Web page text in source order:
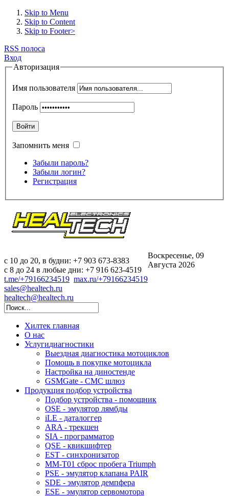
Skip to Menu
Skip to Content
Skip to Footer>
RSS полоса
Вход
Авторизация
Имя пользователя
Пароль
Войти
Запомнить меня
Забыли пароль?
Забыли логин?
Регистрация
c 10 до 20, в будни: +7 903 673-8383
с 8 до 24 в любые дни: +7 916 623-4519
t.me/+79166234519 max.ru/+79166234519
sales@healtech.ru
healtech@healtech.ru
Воскресенье, 09
Августа 2026
Хилтек главная
О нас
Услугидиагностики
Выездная диагностика мотоциклов
Помощь в покупке мотоцикла
Настройка на диностенде
GSMGate - СМС шлюз
Продукция подбор устройства
Подбор устройства - помощник
OSE - эмулятор лямбды
iLE - даталоггер
ARA - трекшен
SIA - программатор
QSE - квикшифтер
EST - синхронизатор
MM-T01 сброс пробега Triumph
PSE - эмулятор клапана PAIR
SDE - эмулятор демпфера
ESE - эмулятор сервомотора